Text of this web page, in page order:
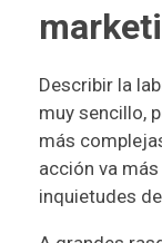
Describir la
muy sencillo,
más
acción va
inquietudes